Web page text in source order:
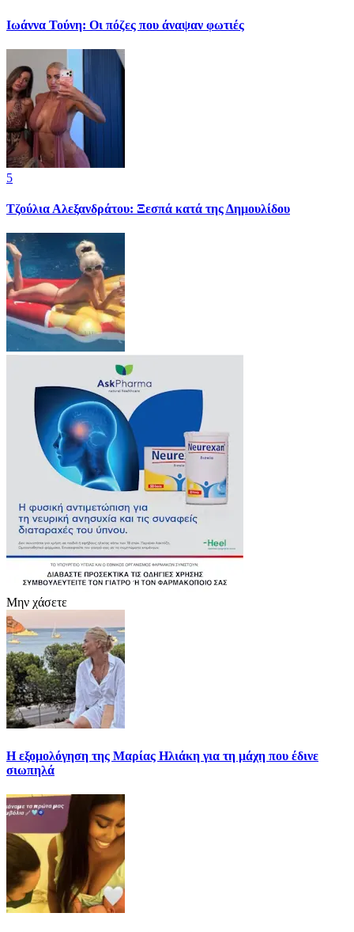
Ιωάννα Τούνη: Οι πόζες που άναψαν φωτιές
5
Τζούλια Αλεξανδράτου: Ξεσπά κατά της Δημουλίδου
Μην χάσετε
Η εξομολόγηση της Μαρίας Ηλιάκη για τη μάχη που έδινε
σιωπηλά